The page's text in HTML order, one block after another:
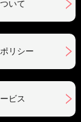
いて
リシー
ビス